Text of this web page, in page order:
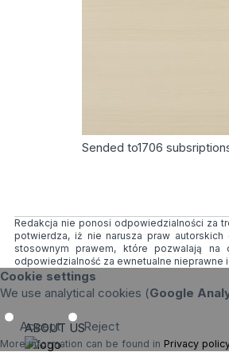
Sended to1706
Redakcja nie ponosi odpowiedzialności za
potwierdza, iż nie narusza praw
stosownym prawem, które pozwalają
odpowiedzialność za ewnetualne nieprawne
Cookie settings
We use analytical cookies (Google
Accept Reject
More information can be found in Privacy policy
ABOUT US